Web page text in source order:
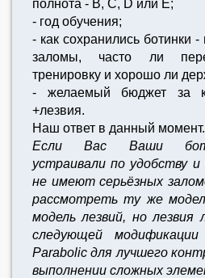
полнота - B, C, D или E;
- год обучения;
- как сохранились ботинки
заломы, часто ли
тренировку и хорошо ли
- желаемый бюджет за
+лезвия.
Наш ответ в данный момент.
Если Вас Ваши
устраивали по удобству
не имеют серьёзных
рассмотреть ту же
модель лезвий, но лезвия
следующей
Parabolic для лучшего
выполнении сложных